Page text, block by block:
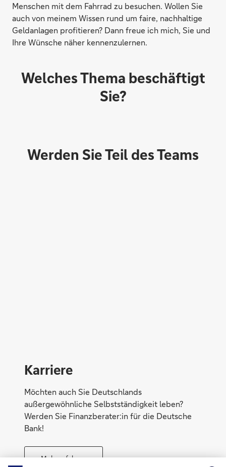
Menschen mit dem Fahrrad zu besuchen. Wollen Sie
auch von meinem Wissen rund um faire, nachhaltige
Geldanlagen profitieren? Dann freue ich mich, Sie und
Ihre Wünsche näher kennenzulernen.
Welches Thema beschäftigt
Sie?
Werden Sie Teil des Teams
Karriere
Möchten auch Sie Deutschlands
außergewöhnliche Selbstständigkeit leben?
Werden Sie Finanzberater:in für die Deutsche
Bank!
Mehr erfahren